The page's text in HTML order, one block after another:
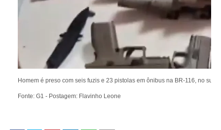
Homem é preso com seis fuzis e 23 pistolas em ônibus na BR-116, no
Fonte: G1 - Postagem: Flavinho Leone